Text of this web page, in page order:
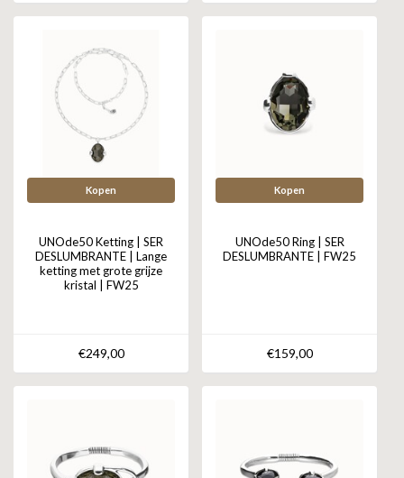
Kopen
UNOde50 Ketting | SER
DESLUMBRANTE | Lange
ketting met grote grijze
kristal | FW25
€249,00
Kopen
UNOde50 Ring | SER
DESLUMBRANTE | FW25
€159,00